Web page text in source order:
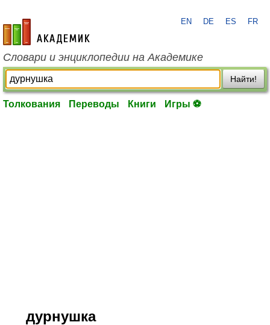
academic.ru
EN DE ES FR
Словари и энциклопедии на Академике
Найти!
Толкования Переводы Книги Игры ⚽
дурнушка